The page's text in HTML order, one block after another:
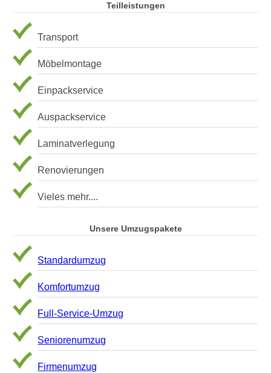
Teilleistungen
Transport
Möbelmontage
Einpackservice
Auspackservice
Laminatverlegung
Renovierungen
Vieles mehr....
Unsere Umzugspakete
Standardumzug
Komfortumzug
Full-Service-Umzug
Seniorenumzug
Firmenumzug